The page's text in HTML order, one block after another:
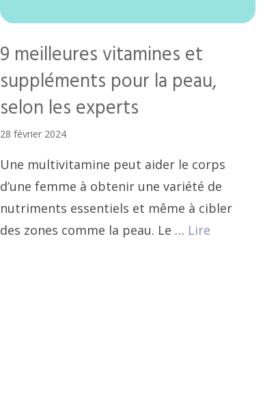
9 meilleures vitamines et
suppléments pour la peau,
selon les experts
28 février 2024
Une multivitamine peut aider le corps
d’une femme à obtenir une variété de
nutriments essentiels et même à cibler
des zones comme la peau. Le … Lire